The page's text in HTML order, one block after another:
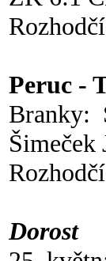
Peruc -
Branky:
Šimeček
Dorost